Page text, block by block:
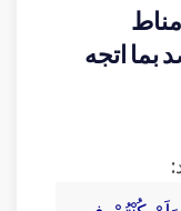
بما اتجه